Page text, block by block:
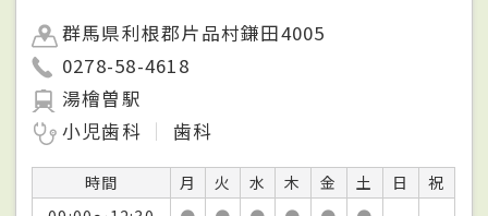
群馬県利根郡片品村鎌田4005
0278-58-4618
湯檜曽駅
小児歯科
歯科
時間 月 火 水 木 金 土 日
祝